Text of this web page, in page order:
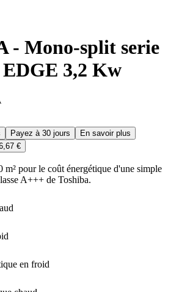
- Mono-split serie
3,2 Kw
Payez à 30 jours
En savoir plus
€
m² pour le coût énergétique d'une simple
A+++ de Toshiba.
en froid